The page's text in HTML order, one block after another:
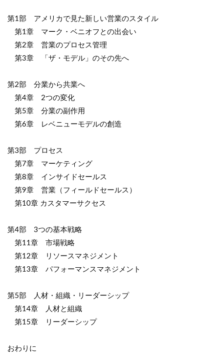
第1部 アメリカで見た新しい営業のスタイル
第1章 マーク・ベニオフとの出会い
第2章 営業のプロセス管理
第3章 「ザ・モデル」のその先へ
第2部 分業から共業へ
第4章 2つの変化
第5章 分業の副作用
第6章 レベニューモデルの創造
第3部 プロセス
第7章 マーケティング
第8章 インサイドセールス
第9章 営業（フィールドセールス）
第10章 カスタマーサクセス
第4部 3つの基本戦略
第11章 市場戦略
第12章 リソースマネジメント
第13章 パフォーマンスマネジメント
第5部 人材・組織・リーダーシップ
第14章 人材と組織
第15章 リーダーシップ
おわりに